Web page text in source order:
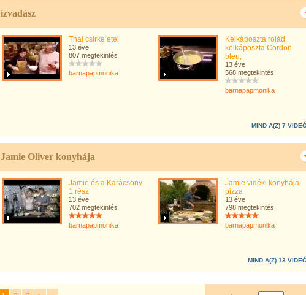
ízvadász
Thai csirke étel
13 éve
807 megtekintés
barnapapmonika
Kelkáposzta rolád,
kelkáposzta Cordon
bleu,
13 éve
568 megtekintés
barnapapmonika
MIND A(Z) 7
Jamie Oliver konyhája
Jamie és a Karácsony
1 rész
13 éve
702 megtekintés
barnapapmonika
Jamie vidéki konyhája
pizza
13 éve
798 megtekintés
barnapapmonika
MIND A(Z) 13